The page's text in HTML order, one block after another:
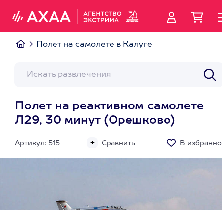
Полет на самолете в Калуге
Полет на реактивном самолете
Л29, 30 минут (Орешково)
Артикул: 515 Сравнить В